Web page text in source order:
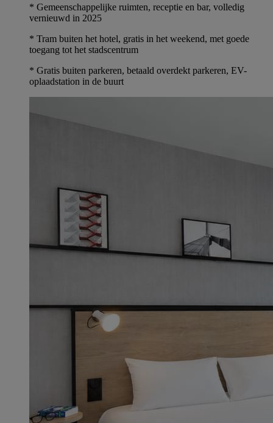
* Gemeenschappelijke ruimten, receptie en bar, volledig
vernieuwd in 2025
* Tram buiten het hotel, gratis in het weekend, met goede
toegang tot het stadscentrum
* Gratis buiten parkeren, betaald overdekt parkeren, EV-
oplaadstation in de buurt